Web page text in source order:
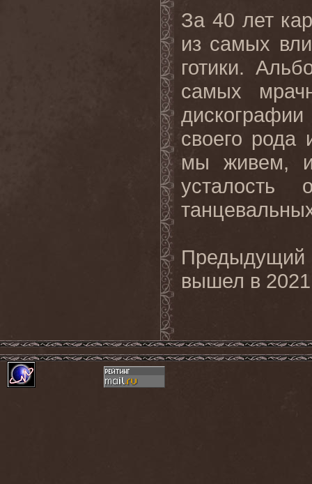
За 40 лет
из самых
готики.
самых
своего рода
мы живем,
Предыдущий
вышел в